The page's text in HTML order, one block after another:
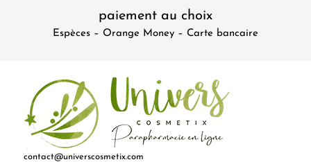
paiement au choix
Espèces – Orange Money – Carte bancaire
contact@universcosmetix.com